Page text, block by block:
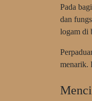
Pada
dan
logam di
menarik.